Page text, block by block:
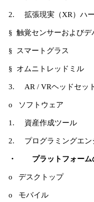
2. 拡張現実（XR）ハ
§ 触覚センサーおよびデ
§ スマートグラス
§ オムニトレッドミル
3. AR / VRヘッドセッ
o ソフトウェア
1. 資産作成ツール
2. プログラミングエン
・ プラットフォーム
o デスクトップ
o モバイル